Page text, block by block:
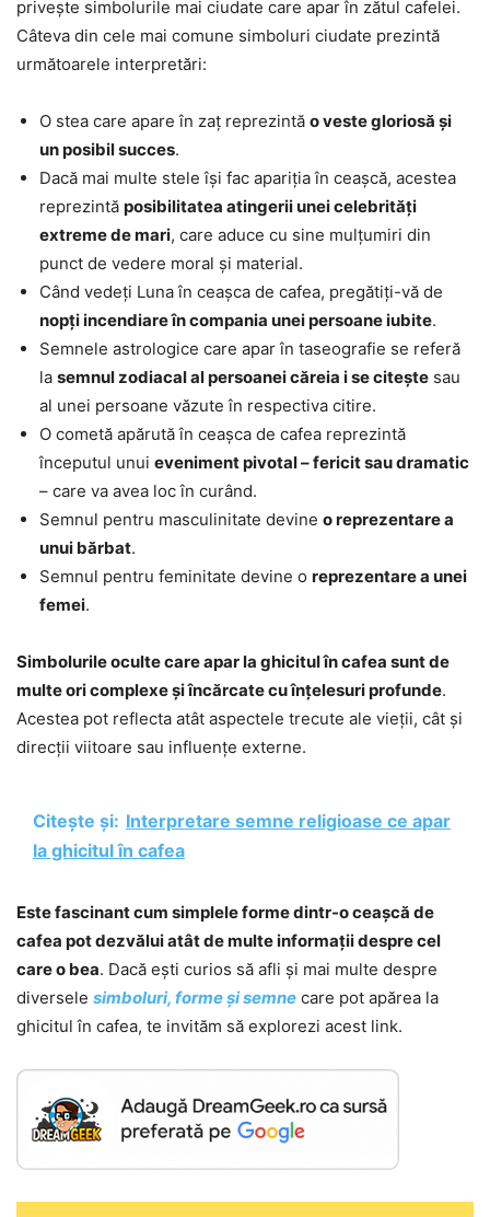
privește simbolurile mai ciudate care apar în zătul cafelei.
Câteva din cele mai comune simboluri ciudate prezintă
următoarele interpretări:
O stea care apare în zaț reprezintă o veste gloriosă și
un posibil succes.
Dacă mai multe stele își fac apariția în ceașcă, acestea
reprezintă posibilitatea atingerii unei celebrități
extreme de mari, care aduce cu sine mulțumiri din
punct de vedere moral și material.
Când vedeți Luna în ceașca de cafea, pregătiți-vă de
nopți incendiare în compania unei persoane iubite.
Semnele astrologice care apar în taseografie se referă
la semnul zodiacal al persoanei căreia i se citește sau
al unei persoane văzute în respectiva citire.
O cometă apărută în ceașca de cafea reprezintă
începutul unui eveniment pivotal – fericit sau dramatic
– care va avea loc în curând.
Semnul pentru masculinitate devine o reprezentare a
unui bărbat.
Semnul pentru feminitate devine o reprezentare a unei
femei.
Simbolurile oculte care apar la ghicitul în cafea sunt de
multe ori complexe și încărcate cu înțelesuri profunde.
Acestea pot reflecta atât aspectele trecute ale vieții, cât și
direcții viitoare sau influențe externe.
Citește și: Interpretare semne religioase ce apar
la ghicitul în cafea
Este fascinant cum simplele forme dintr-o ceașcă de
cafea pot dezvălui atât de multe informații despre cel
care o bea. Dacă ești curios să afli și mai multe despre
diversele simboluri, forme și semne care pot apărea la
ghicitul în cafea, te invităm să explorezi acest link.